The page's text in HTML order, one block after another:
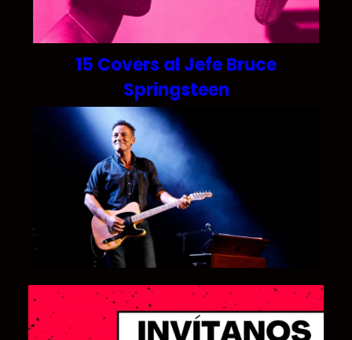
15 Covers al Jefe Bruce
Springsteen